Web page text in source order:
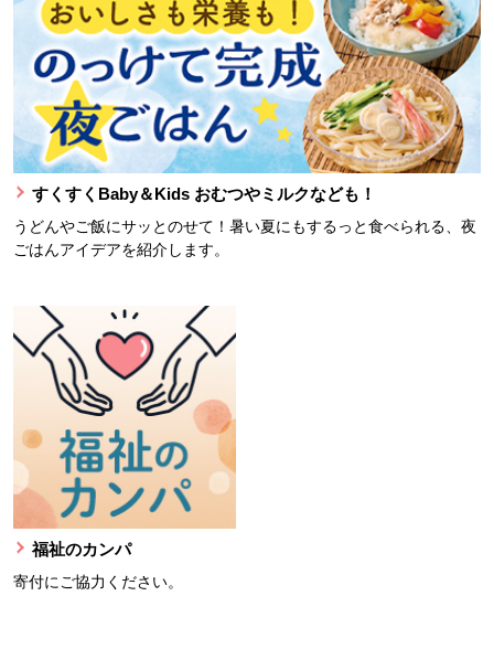
すくすくBaby＆Kids おむつやミルクなども！
うどんやご飯にサッとのせて！暑い夏にもするっと食べられる、夜
ごはんアイデアを紹介します。
福祉のカンパ
寄付にご協力ください。